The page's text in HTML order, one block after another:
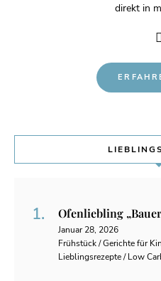
direkt in
Ofenliebling
Januar 28, 2026
Frühstück / Gerichte für
Lieblingsrezepte / Low